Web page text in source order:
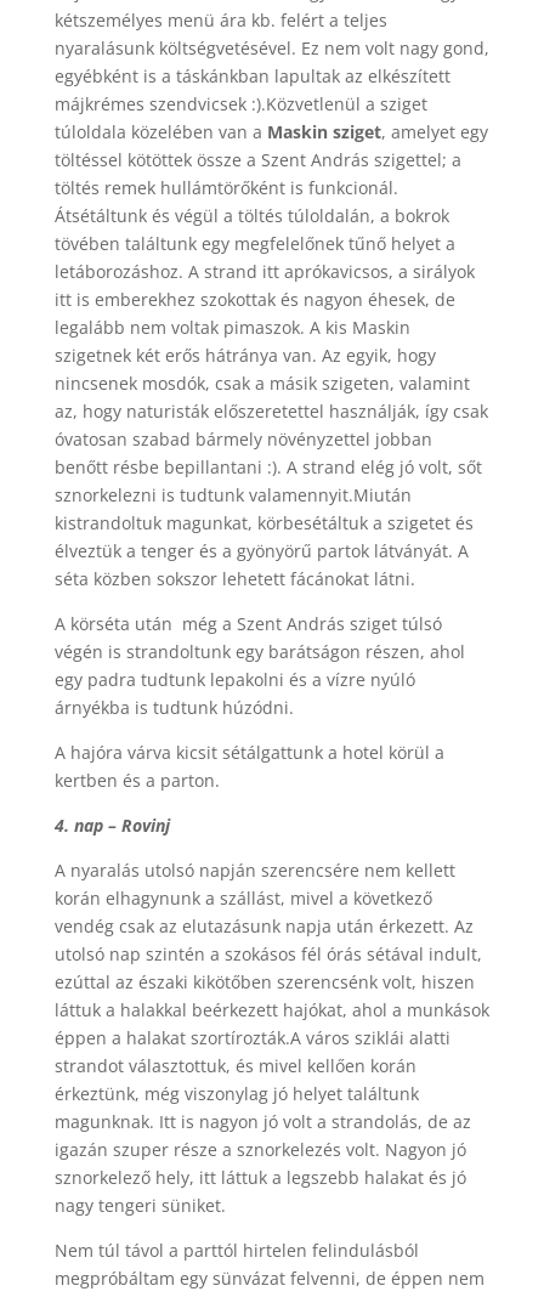
kétszemélyes menü ára kb. felért a teljes
nyaralásunk költségvetésével. Ez nem volt nagy gond,
egyébként is a táskánkban lapultak az elkészített
májkrémes szendvicsek :).Közvetlenül a sziget
túloldala közelében van a Maskin sziget, amelyet egy
töltéssel kötöttek össze a Szent András szigettel; a
töltés remek hullámtörőként is funkcionál.
Átsétáltunk és végül a töltés túloldalán, a bokrok
tövében találtunk egy megfelelőnek tűnő helyet a
letáborozáshoz. A strand itt aprókavicsos, a sirályok
itt is emberekhez szokottak és nagyon éhesek, de
legalább nem voltak pimaszok. A kis Maskin
szigetnek két erős hátránya van. Az egyik, hogy
nincsenek mosdók, csak a másik szigeten, valamint
az, hogy naturisták előszeretettel használják, így csak
óvatosan szabad bármely növényzettel jobban
benőtt résbe bepillantani :). A strand elég jó volt, sőt
sznorkelezni is tudtunk valamennyit.Miután
kistrandoltuk magunkat, körbesétáltuk a szigetet és
élveztük a tenger és a gyönyörű partok látványát. A
séta közben sokszor lehetett fácánokat látni.
A körséta után még a Szent András sziget túlsó
végén is strandoltunk egy barátságon részen, ahol
egy padra tudtunk lepakolni és a vízre nyúló
árnyékba is tudtunk húzódni.
A hajóra várva kicsit sétálgattunk a hotel körül a
kertben és a parton.
4. nap – Rovinj
A nyaralás utolsó napján szerencsére nem kellett
korán elhagynunk a szállást, mivel a következő
vendég csak az elutazásunk napja után érkezett. Az
utolsó nap szintén a szokásos fél órás sétával indult,
ezúttal az északi kikötőben szerencsénk volt, hiszen
láttuk a halakkal beérkezett hajókat, ahol a munkások
éppen a halakat szortírozták.A város sziklái alatti
strandot választottuk, és mivel kellően korán
érkeztünk, még viszonylag jó helyet találtunk
magunknak. Itt is nagyon jó volt a strandolás, de az
igazán szuper része a sznorkelezés volt. Nagyon jó
sznorkelező hely, itt láttuk a legszebb halakat és jó
nagy tengeri süniket.
Nem túl távol a parttól hirtelen felindulásból
megpróbáltam egy sünvázat felvenni, de éppen nem